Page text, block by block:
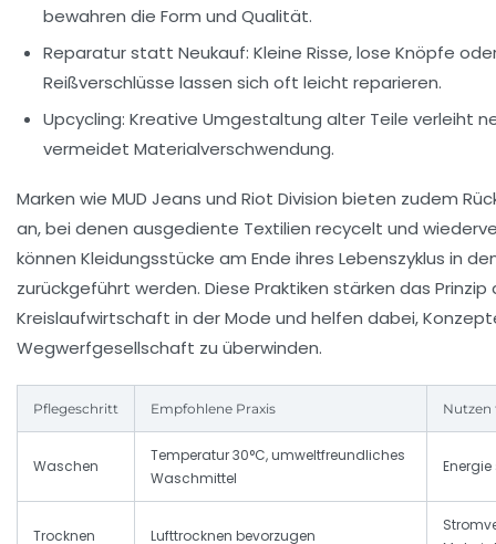
bewahren die Form und Qualität.
Reparatur statt Neukauf: Kleine Risse, lose Knöpfe
Reißverschlüsse lassen sich oft leicht reparieren.
Upcycling: Kreative Umgestaltung alter Teile verleiht
vermeidet Materialverschwendung.
Marken wie MUD Jeans und Riot Division bieten zudem
an, bei denen ausgediente Textilien recycelt und
können Kleidungsstücke am Ende ihres Lebenszyklus in
zurückgeführt werden. Diese Praktiken stärken das Prinzip
Kreislaufwirtschaft in der Mode und helfen dabei,
Wegwerfgesellschaft zu überwinden.
Pflegeschritt Empfohlene Praxis Nutzen
Waschen
Temperatur 30°C, umweltfreundliches
Waschmittel
Trocknen Lufttrocknen bevorzugen